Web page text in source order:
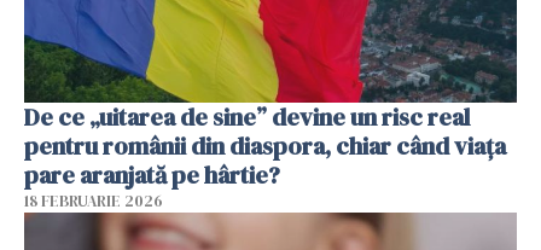
De ce „uitarea de sine” devine un risc real
pentru românii din diaspora, chiar când viața
pare aranjată pe hârtie?
18 FEBRUARIE 2026